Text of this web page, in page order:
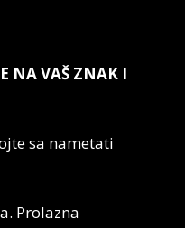
NA VAŠ ZNAK I
sa nametati
Prolazna